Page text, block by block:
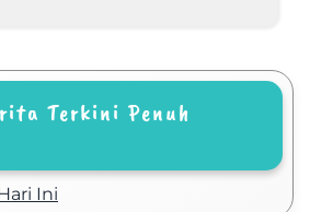
Terkini Penuh
Ini